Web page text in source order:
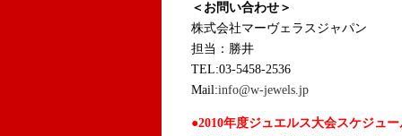
＜お問い合わせ＞
株式会社マーヴェラスジャパン
担当：勝井
TEL:03-5458-2536
Mail:info@w-jewels.jp
●2010年度ジュエルス大会スケジュー